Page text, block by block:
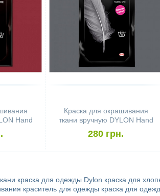
Hand
Red
Краска для окрашивания
ткани вручную DYLON Hand
Use Smoke Grey
280 грн.
краска для одежды Dylon краска для
краситель для одежды краска для